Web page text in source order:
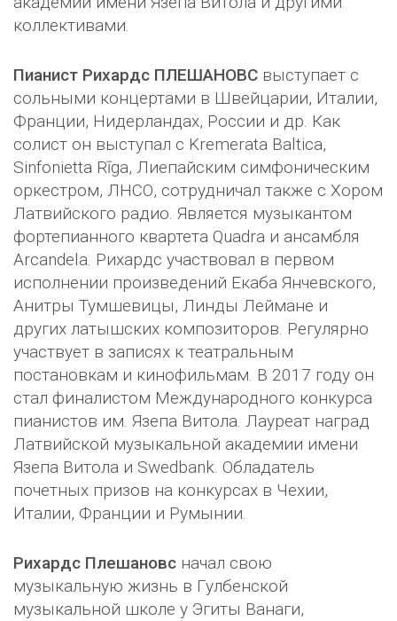
коллективами.
Пианист Рихардс ПЛЕШАНОВС выступает с
сольными концертами в Швейцарии, Италии,
Франции, Нидерландах, России и др. Как
солист он выступал с Kremerata Baltica,
Sinfonietta Rīga, Лиепайским симфоническим
оркестром, ЛНСО, сотрудничал также с Хором
Латвийского радио. Является музыкантом
фортепианного квартета Quadra и ансамбля
Arcandela. Рихардс участвовал в первом
исполнении произведений Екаба Янчевского,
Анитры Тумшевицы, Линды Леймане и
других латышских композиторов. Регулярно
участвует в записях к театральным
постановкам и кинофильмам. В 2017 году он
стал финалистом Международного конкурса
пианистов им. Язепа Витола. Лауреат наград
Латвийской музыкальной академии имени
Язепа Витола и Swedbank. Обладатель
почетных призов на конкурсах в Чехии,
Италии, Франции и Румынии.
Рихардс Плешановс начал свою
музыкальную жизнь в Гулбенской
музыкальной школе у Эгиты Ванаги,